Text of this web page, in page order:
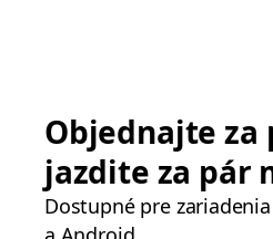
Objednajte za
jazdite za pár
Dostupné pre